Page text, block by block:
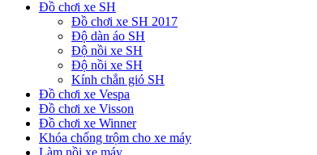
Đồ chơi xe SH
Đồ chơi xe SH 2017
Độ dàn áo SH
Độ nồi xe SH
Độ nồi xe SH
Kính chắn gió SH
Đồ chơi xe Vespa
Đồ chơi xe Visson
Đồ chơi xe Winner
Khóa chống trộm cho xe máy
Làm nồi xe máy